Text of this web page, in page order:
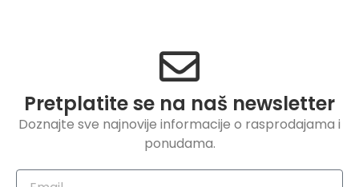
Pretplatite se na naš newsletter
Doznajte sve najnovije informacije o rasprodajama i
ponudama.